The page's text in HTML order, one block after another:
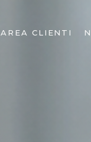
AREA CLIENTI